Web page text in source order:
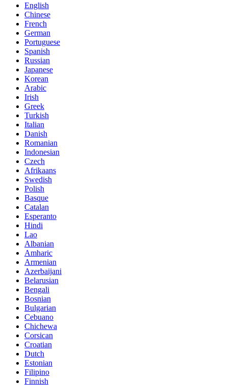
English
Chinese
French
German
Portuguese
Spanish
Russian
Japanese
Korean
Arabic
Irish
Greek
Turkish
Italian
Danish
Romanian
Indonesian
Czech
Afrikaans
Swedish
Polish
Basque
Catalan
Esperanto
Hindi
Lao
Albanian
Amharic
Armenian
Azerbaijani
Belarusian
Bengali
Bosnian
Bulgarian
Cebuano
Chichewa
Corsican
Croatian
Dutch
Estonian
Filipino
Finnish